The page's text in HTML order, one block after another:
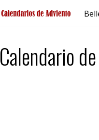
Calendario